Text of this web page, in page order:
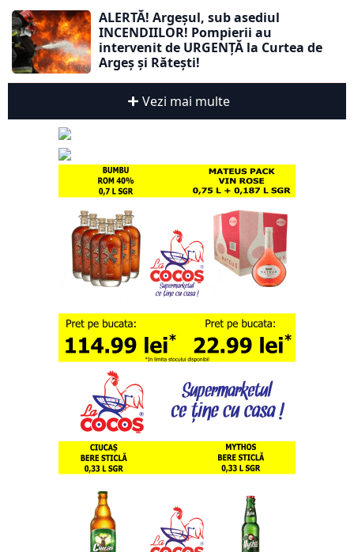
ALERTĂ! Argeșul, sub asediul
INCENDIILOR! Pompierii au
intervenit de URGENȚĂ la Curtea de
Argeș și Rătești!
Vezi mai multe